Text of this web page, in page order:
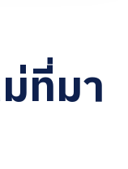
ที่มา